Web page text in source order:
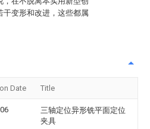
变形和改进，这些都属
Date Title
三轴定位异形铣平面定位
夹具